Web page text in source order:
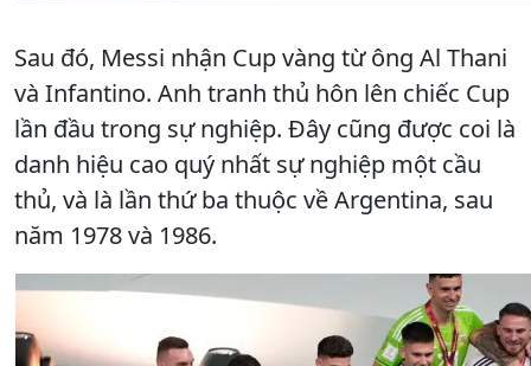
Sau đó, Messi nhận Cup vàng từ ông Al Thani
và Infantino. Anh tranh thủ hôn lên chiếc Cup
lần đầu trong sự nghiệp. Đây cũng được coi là
danh hiệu cao quý nhất sự nghiệp một cầu
thủ, và là lần thứ ba thuộc về Argentina, sau
năm 1978 và 1986.